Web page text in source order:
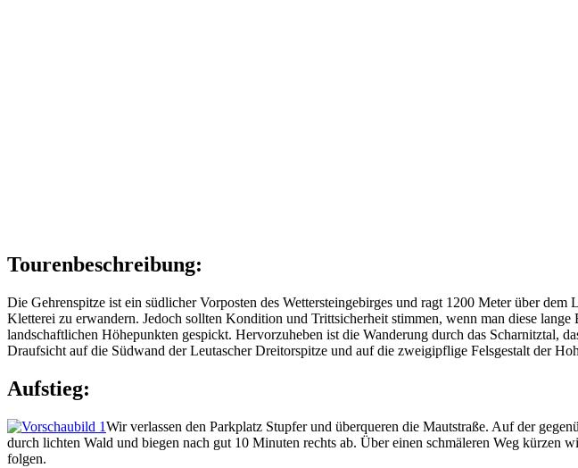
Tourenbeschreibung:
Die Gehrenspitze ist ein südlicher Vorposten des Wettersteingebirges und ragt 1200 Meter über
Kletterei zu erwandern. Jedoch sollten Kondition und Trittsicherheit stimmen, wenn man diese
landschaftlichen Höhepunkten gespickt. Hervorzuheben ist die Wanderung durch das Scharnitztal,
Draufsicht auf die Südwand der Leutascher Dreitorspitze und auf die zweigipflige Felsgestalt der
Aufstieg:
Wir verlassen den Parkplatz Stupfer und überqueren die Mautstraße. Auf der
durch lichten Wald und biegen nach gut 10 Minuten rechts ab. Über einen schmäleren Weg
folgen.